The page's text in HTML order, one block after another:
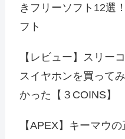
きフリーソフト12選
フト
【レビュー】スリー
スイヤホンを買って
かった【３COINS】
【APEX】キーマウ